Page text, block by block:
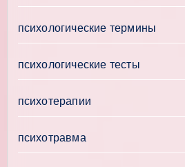
психологические термины
психологические тесты
психотерапии
психотравма